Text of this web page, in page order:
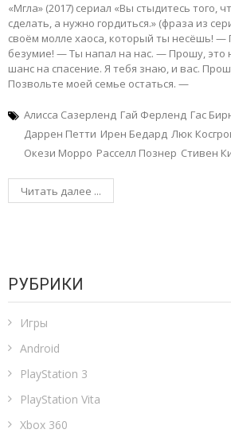
«Мгла» (2017) сериал «Вы стыдитесь того,
сделать, а нужно гордиться.» (фраза из
своём молле хаоса, который ты несёшь! —
безумие! — Ты напал на нас. — Прошу, это
шанс на спасение. Я тебя знаю, и вас.
Позвольте моей семье остаться. —
Алисса Сазерленд Гай Ферленд Гас
Даррен Петти Ирен Бедард Люк
Окези Морро Расселл Познер Стивен
Читать далее ...
РУБРИКИ
Игры
Android
PlayStation 3
PlayStation Vita
Xbox 360